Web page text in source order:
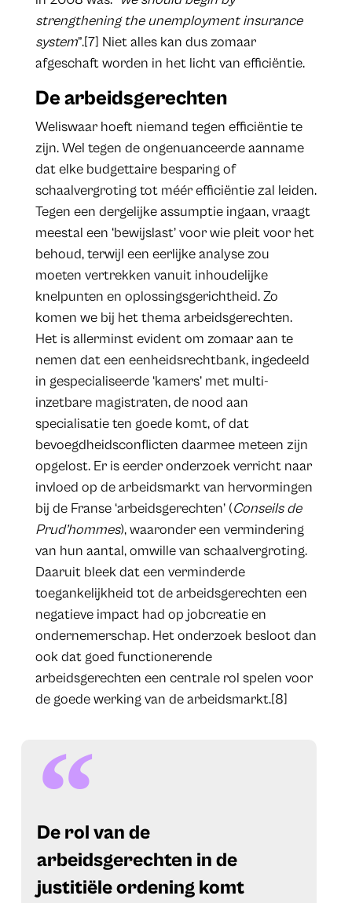
strengthening the unemployment insurance
system”.[7] Niet alles kan dus zomaar
afgeschaft worden in het licht van efficiëntie.
De arbeidsgerechten
Weliswaar hoeft niemand tegen efficiëntie te
zijn. Wel tegen de ongenuanceerde aanname
dat elke budgettaire besparing of
schaalvergroting tot méér efficiëntie zal leiden.
Tegen een dergelijke assumptie ingaan, vraagt
meestal een ‘bewijslast’ voor wie pleit voor het
behoud, terwijl een eerlijke analyse zou
moeten vertrekken vanuit inhoudelijke
knelpunten en oplossingsgerichtheid. Zo
komen we bij het thema arbeidsgerechten.
Het is allerminst evident om zomaar aan te
nemen dat een eenheidsrechtbank, ingedeeld
in gespecialiseerde ‘kamers’ met multi-
inzetbare magistraten, de nood aan
specialisatie ten goede komt, of dat
bevoegdheidsconflicten daarmee meteen zijn
opgelost. Er is eerder onderzoek verricht naar
invloed op de arbeidsmarkt van hervormingen
bij de Franse ‘arbeidsgerechten’ (Conseils de
Prud’hommes), waaronder een vermindering
van hun aantal, omwille van schaalvergroting.
Daaruit bleek dat een verminderde
toegankelijkheid tot de arbeidsgerechten een
negatieve impact had op jobcreatie en
ondernemerschap. Het onderzoek besloot dan
ook dat goed functionerende
arbeidsgerechten een centrale rol spelen voor
de goede werking van de arbeidsmarkt.[8]
De rol van de
arbeidsgerechten in de
justitiële ordening komt